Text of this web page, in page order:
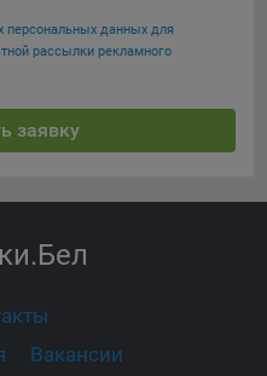
персональных данных для
рассылки рекламного
заявку
.Бел
Вакансии